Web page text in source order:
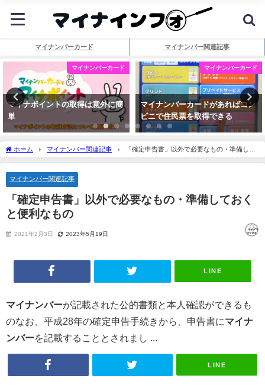
マイナンバーカード マイナンバー関連記事
マイナンバーカード
マイナポイントの取得は意外に簡
単
マイナンバーカード
マイナンバーカードがあればコン
ビニで住民票を取得できる
ホーム マイナンバー関連記事
「確定申告書」以外で必要なもの・準備して
おくと便利なもの
マイナンバー関連記事
「確定申告書」以外で必要なもの・準備しておく
と便利なもの
2021年2月3日 2023年5月19日
LINE
マイナンバーが記載された公的書類と本人確認ができるも
のなお、平成28年の確定申告手続きから、申告書にマイナ
ンバーを記載することとされまし ...
LINE